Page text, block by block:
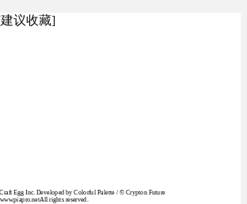
议收藏]
Egg Inc. Developed by Colorful Palette / © Crypton Future
rights reserved.